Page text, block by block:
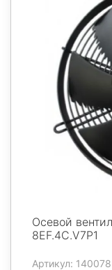
Осевой
8EF.4C.V7P1
Артикул: 140078